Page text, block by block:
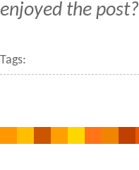
enjoyed the post?
Tags: